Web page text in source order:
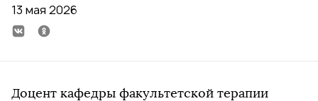
13 мая 2026
Доцент кафедры факультетской терапии